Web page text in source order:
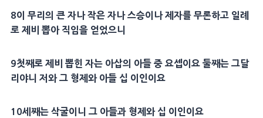
8이 무리의 큰 자나 작은 자나스승이나제자를 무론하고 일례
로 제비 뽑아 직임을 얻었으니
9첫째로 제비 뽑힌 자는 아삽의 아들 중 요셉이요 둘째는 그달
리야니 저와 그 형제 와 아들 십 이인이요
10세째는 삭굴이니 그 아들과 형제 와 십 이인이요